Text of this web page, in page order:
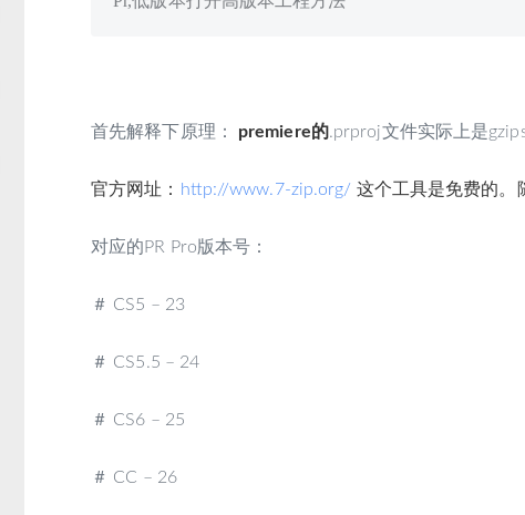
首先解释下原理： premiere的.prproj文件实际上是
官方网址： http://www.7-zip.org/ 这个工具是免费的。
对应的PR Pro版本号：
＃ CS5 – 23
＃ CS5.5 – 24
＃ CS6 – 25
＃ CC – 26